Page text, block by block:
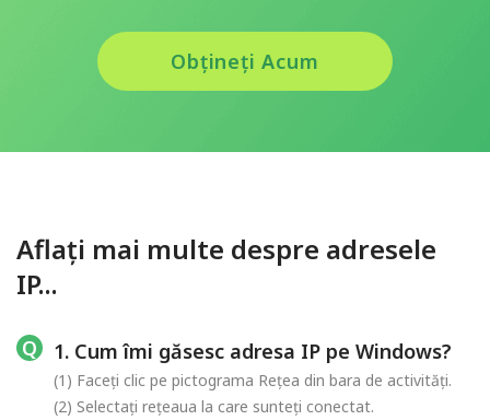
Obțineți Acum
Aflați mai multe despre adresele
IP...
1. Cum îmi găsesc adresa IP pe Windows?
(1) Faceți clic pe pictograma Rețea din bara de activități.
(2) Selectați rețeaua la care sunteți conectat.